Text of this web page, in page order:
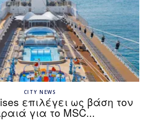
CITY NEWS
επιλέγει ως βάση τον
για το MSC...